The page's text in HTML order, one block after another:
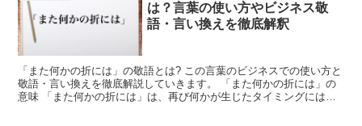
は？言葉の使い方やビジネス敬
語・言い換えを徹底解釈
「また何かの折には」の敬語とは? この言葉のビジネスでの使い方と
敬語・言い換えを徹底解説していきます。 「また何かの折には」の
意味 「また何かの折には」は、再び何かが生じたタイミングにはと